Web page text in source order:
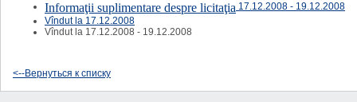
Informaţii suplimentare despre licitaţia 17.12.2008 - 19.12.2008
Vîndut la 17.12.2008
Vîndut la 17.12.2008 - 19.12.2008
<--Вернуться к списку